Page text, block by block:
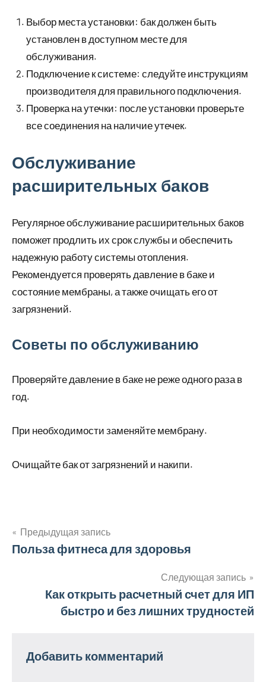
Выбор места установки: бак должен быть
установлен в доступном месте для
обслуживания.
Подключение к системе: следуйте инструкциям
производителя для правильного подключения.
Проверка на утечки: после установки проверьте
все соединения на наличие утечек.
Обслуживание
расширительных баков
Регулярное обслуживание расширительных баков
поможет продлить их срок службы и обеспечить
надежную работу системы отопления.
Рекомендуется проверять давление в баке и
состояние мембраны, а также очищать его от
загрязнений.
Советы по обслуживанию
Проверяйте давление в баке не реже одного раза в
год.
При необходимости заменяйте мембрану.
Очищайте бак от загрязнений и накипи.
Навигация
записям
Предыдущая запись
Польза фитнеса для здоровья
Следующая запись
Как открыть расчетный счет для ИП
быстро и без лишних трудностей
Добавить комментарий